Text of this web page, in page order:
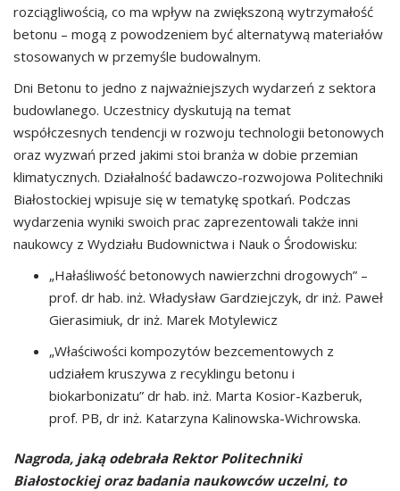
rozciągliwością, co ma wpływ na zwiększoną wytrzymałość
betonu – mogą z powodzeniem być alternatywą materiałów
stosowanych w przemyśle budowalnym.
Dni Betonu to jedno z najważniejszych wydarzeń z sektora
budowlanego. Uczestnicy dyskutują na temat
współczesnych tendencji w rozwoju technologii betonowych
oraz wyzwań przed jakimi stoi branża w dobie przemian
klimatycznych. Działalność badawczo-rozwojowa Politechniki
Białostockiej wpisuje się w tematykę spotkań. Podczas
wydarzenia wyniki swoich prac zaprezentowali także inni
naukowcy z Wydziału Budownictwa i Nauk o Środowisku:
„Hałaśliwość betonowych nawierzchni drogowych” –
prof. dr hab. inż. Władysław Gardziejczyk, dr inż. Paweł
Gierasimiuk, dr inż. Marek Motylewicz
„Właściwości kompozytów bezcementowych z
udziałem kruszywa z recyklingu betonu i
biokarbonizatu” dr hab. inż. Marta Kosior-Kazberuk,
prof. PB, dr inż. Katarzyna Kalinowska-Wichrowska.
Nagroda, jaką odebrała Rektor Politechniki
Białostockiej oraz badania naukowców uczelni, to